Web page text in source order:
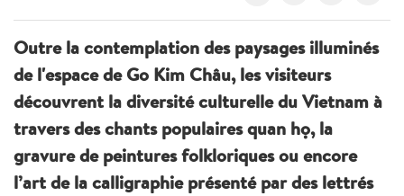
Outre la contemplation des paysages illuminés
de l'espace de Go Kim Châu, les visiteurs
découvrent la diversité culturelle du Vietnam à
travers des chants populaires quan họ, la
gravure de peintures folkloriques ou encore
l’art de la calligraphie présenté par des lettrés